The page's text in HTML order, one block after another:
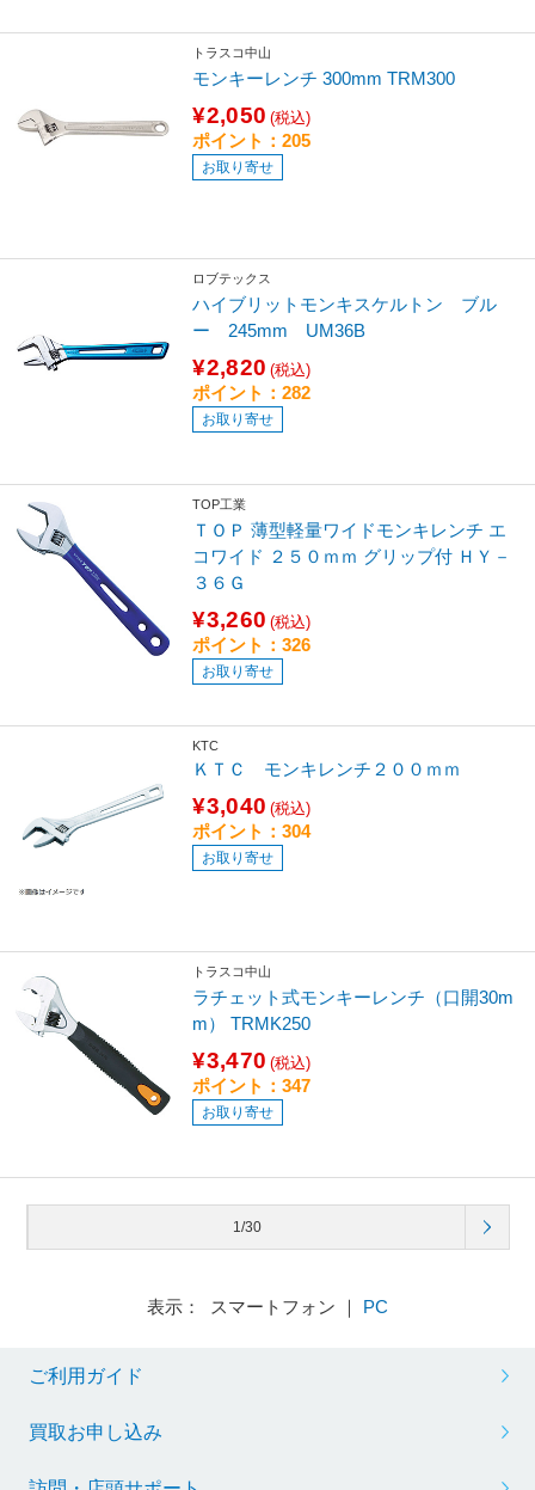
トラスコ中山
モンキーレンチ 300mm TRM300
¥2,050 (税込)
ポイント：205
お取り寄せ
ロブテックス
ハイブリットモンキスケルトン ブル
ー 245mm UM36B
¥2,820 (税込)
ポイント：282
お取り寄せ
TOP工業
ＴＯＰ 薄型軽量ワイドモンキレンチ エ
コワイド ２５０ｍｍ グリップ付 ＨＹ－
３６Ｇ
¥3,260 (税込)
ポイント：326
お取り寄せ
KTC
ＫＴＣ モンキレンチ２００ｍｍ
¥3,040 (税込)
ポイント：304
お取り寄せ
トラスコ中山
ラチェット式モンキーレンチ（口開30m
m） TRMK250
¥3,470 (税込)
ポイント：347
お取り寄せ
1/30
表示： スマートフォン ｜ PC
ご利用ガイド
買取お申し込み